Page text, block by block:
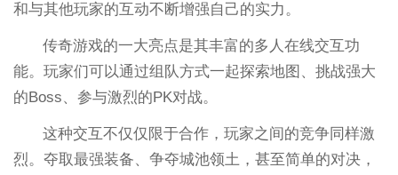
和与其他玩家的互动不断增强自己的实力。
传奇游戏的一大亮点是其丰富的多人在线交互功
能。玩家们可以通过组队方式一起探索地图、挑战强大
的Boss、参与激烈的PK对战。
这种交互不仅仅限于合作，玩家之间的竞争同样激
烈。夺取最强装备、争夺城池领土，甚至简单的对决，